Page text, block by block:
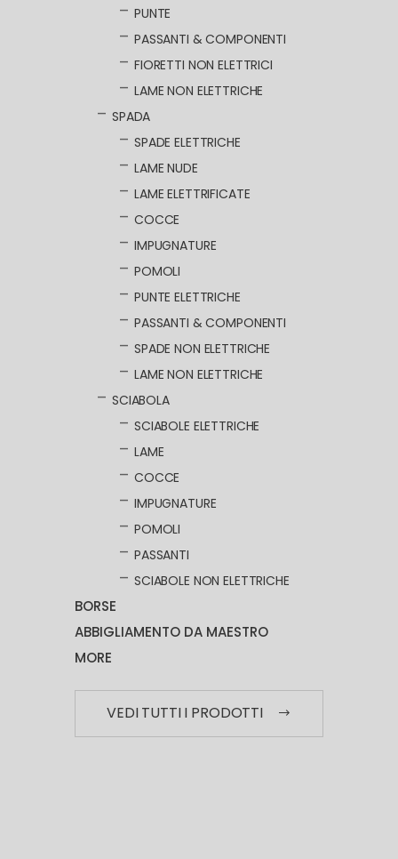
PUNTE
PASSANTI & COMPONENTI
FIORETTI NON ELETTRICI
LAME NON ELETTRICHE
SPADA
SPADE ELETTRICHE
LAME NUDE
LAME ELETTRIFICATE
COCCE
IMPUGNATURE
POMOLI
PUNTE ELETTRICHE
PASSANTI & COMPONENTI
SPADE NON ELETTRICHE
LAME NON ELETTRICHE
SCIABOLA
SCIABOLE ELETTRICHE
LAME
COCCE
IMPUGNATURE
POMOLI
PASSANTI
SCIABOLE NON ELETTRICHE
BORSE
ABBIGLIAMENTO DA MAESTRO
MORE
VEDI TUTTI I PRODOTTI